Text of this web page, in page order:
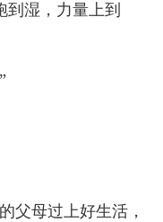
湿，力量上到
母过上好生活，